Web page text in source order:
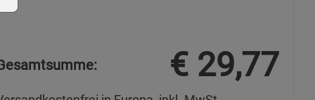
€ 29,77